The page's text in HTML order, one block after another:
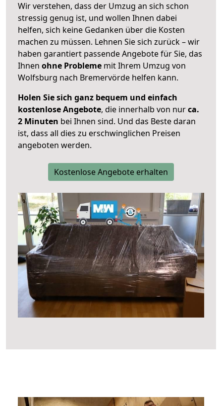
Wir verstehen, dass der Umzug an sich schon
stressig genug ist, und wollen Ihnen dabei
helfen, sich keine Gedanken über die Kosten
machen zu müssen. Lehnen Sie sich zurück – wir
haben garantiert passende Angebote für Sie, das
Ihnen ohne Probleme mit Ihrem Umzug von
Wolfsburg nach Bremervörde helfen kann.
Holen Sie sich ganz bequem und einfach
kostenlose Angebote, die innerhalb von nurca.
2 Minuten bei Ihnen sind. Und das Beste daran
ist, dass all dies zu erschwinglichen Preisen
angeboten werden.
Kostenlose Angebote erhalten